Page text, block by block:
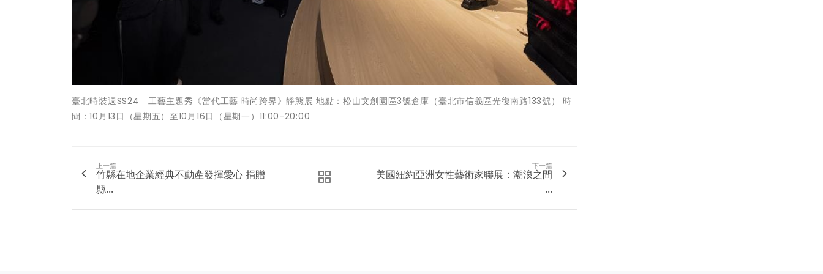
臺北時裝週SS24―工藝主題秀《當代工藝 時尚跨界》靜態展 地點：松山文創園區3號倉庫（臺北市信義區光復南路133號） 時
間：10月13日（星期五）至10月16日（星期一）11:00-20:00
上一篇
竹縣在地企業經典不動產發揮愛心 捐贈
縣...
下一篇
美國紐約亞洲女性藝術家聯展：潮浪之間
...